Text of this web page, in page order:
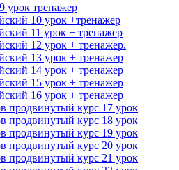
урок тренажер
10 урок +тренажер
11 урок + тренажер
12 урок + тренажер.
13 урок + тренажер
14 урок + тренажер
15 урок + тренажер
16 урок + тренажер
продвинутый курс 17 урок
продвинутый курс 18 урок
продвинутый курс 19 урок
продвинутый курс 20 урок
продвинутый курс 21 урок